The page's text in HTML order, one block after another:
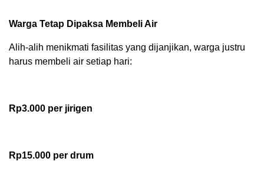
Warga Tetap Dipaksa Membeli Air
Alih-alih menikmati fasilitas yang dijanjikan, warga justru
harus membeli air setiap hari:
Rp3.000 per jirigen
Rp15.000 per drum